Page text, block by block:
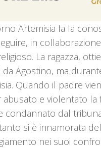
Artemisia fa la
in
La ragazza,
da Agostino, ma
Quando il padre
abusato e violentato
condannato dal
si è innamorata
nei suoi